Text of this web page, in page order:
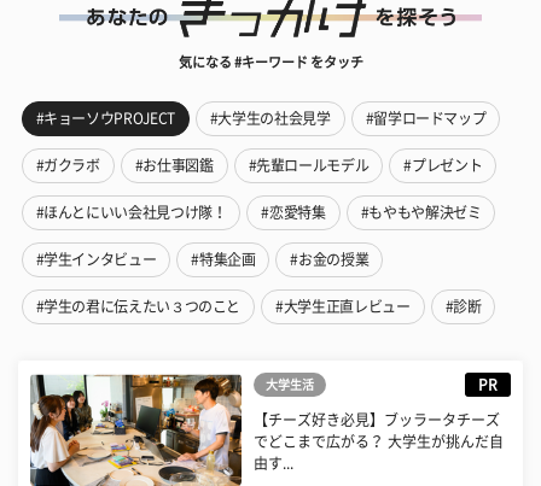
気になる #キーワード をタッチ
#キョーソウPROJECT #大学生の社会見学 #留学ロードマップ
#ガクラボ #お仕事図鑑 #先輩ロールモデル #プレゼント
#ほんとにいい会社見つけ隊！ #恋愛特集 #もやもや解決ゼミ
#学生インタビュー #特集企画 #お金の授業
#学生の君に伝えたい３つのこと #大学生正直レビュー #診断
大学生活 PR
【チーズ好き必見】ブッラータチーズ
でどこまで広がる？ 大学生が挑んだ自
由す...